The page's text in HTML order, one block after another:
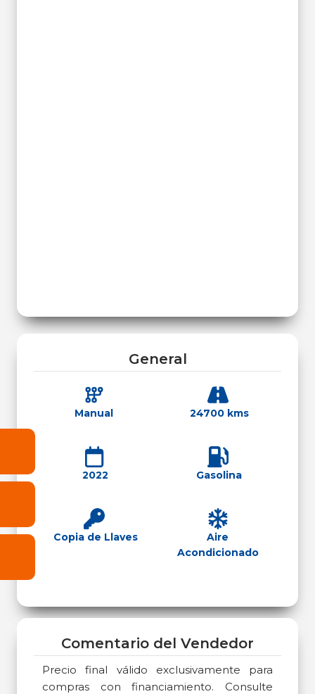
General
Manual 24700 kms
2022 Gasolina
Copia de Llaves
Aire
Acondicionado
Comentario del Vendedor
Precio final válido exclusivamente para
compras con financiamiento. Consulte